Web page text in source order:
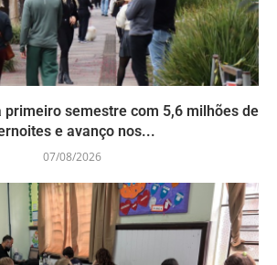
primeiro semestre com 5,6 milhões de
e avanço nos...
07/08/2026